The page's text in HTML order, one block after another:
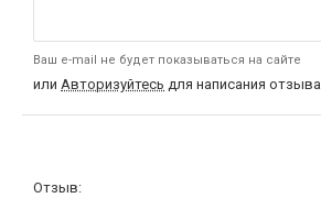
Ваш e-mail не будет показываться на сайте
или Авторизуйтесь для написания отзыва
Отзыв: